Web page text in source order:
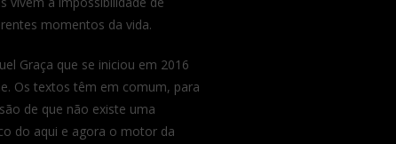
momentos da vida.
Graça que se iniciou em 2016
Os textos têm em comum, para
de que não existe uma
do aqui e agora o motor da